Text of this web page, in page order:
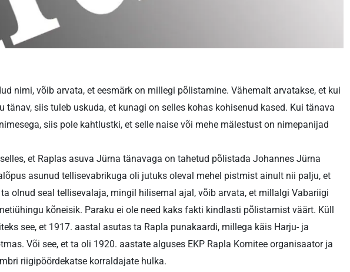
nimi, võib arvata, et eesmärk on millegi põlistamine. Vähemalt arvatakse, et kui
tänav, siis tuleb uskuda, et kunagi on selles kohas kohisenud kased. Kui tänava
siis pole kahtlustki, et selle naise või mehe mälestust on nimepanijad
et Raplas asuva Jürna tänavaga on tahetud põlistada Johannes Jürna
asunud tellisevabrikuga oli jutuks oleval mehel pistmist ainult nii palju, et
olnud seal tellisevalaja, mingil hilisemal ajal, võib arvata, et millalgi Vabariigi
kõneisik. Paraku ei ole need kaks fakti kindlasti põlistamist väärt. Küll
see, et 1917. aastal asutas ta Rapla punakaardi, millega käis Harju- ja
Või see, et ta oli 1920. aastate alguses EKP Rapla Komitee organisaator ja
riigipöördekatse korraldajate hulka.